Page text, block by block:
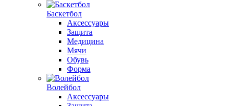
Баскетбол
Аксессуары
Защита
Медицина
Мячи
Обувь
Форма
Волейбол
Аксессуары